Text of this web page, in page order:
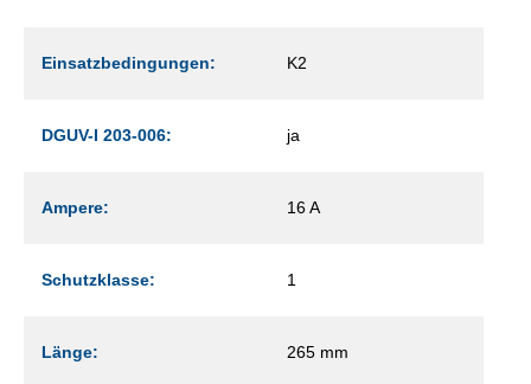
Einsatzbedingungen: K2
DGUV-I 203-006: ja
Ampere: 16 A
Schutzklasse: 1
Länge: 265 mm